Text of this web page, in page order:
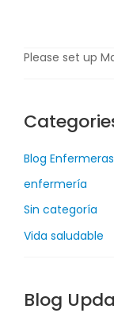
0
Please set up
Blog Enfermeras
enfermería
Sin categoría
Vida saludable
Blog